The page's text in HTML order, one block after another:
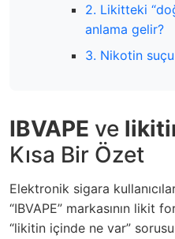
2. Likitteki
anlama gelir?
3. Nikotin
IBVAPE ve
Kısa Bir Özet
Elektronik sigara
“IBVAPE” markasının likit
“likitin içinde ne var”